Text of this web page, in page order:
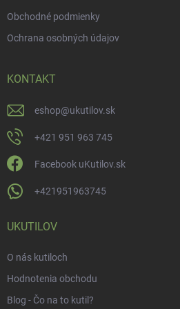
Obchodné podmienky
Ochrana osobných údajov
KONTAKT
eshop@ukutilov.sk
+421 951 963 745
Facebook uKutilov.sk
+421951963745
UKUTILOV
O nás kutiloch
Hodnotenia obchodu
Blog - Čo na to kutil?